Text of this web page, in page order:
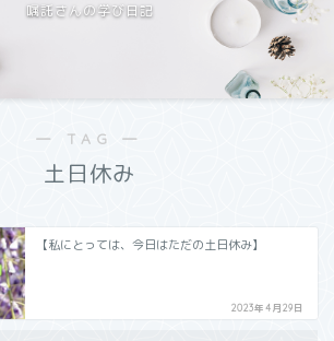
嘱託さんの学び日記
― TAG ―
土日休み
【私にとっては、今日はただの土日休み】
2023年4月29日